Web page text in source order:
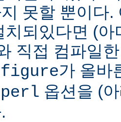
못할 뿐이다.
치되있다면 (
직접 컴파일
가 올바
옵션을 (